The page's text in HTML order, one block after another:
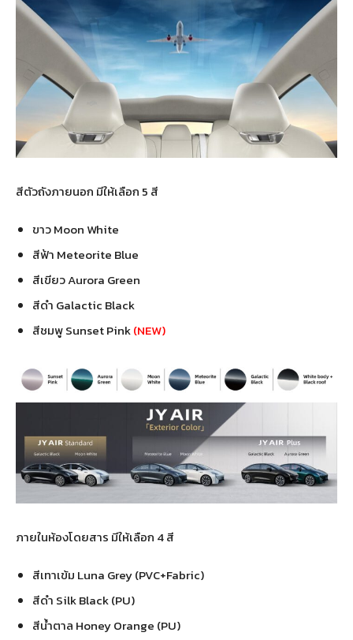
สีตัวถังภายนอก มีให้เลือก 5 สี
ขาว Moon White
สีฟ้า Meteorite Blue
สีเขียว Aurora Green
สีดำ Galactic Black
สีชมพู Sunset Pink(NEW)
ภายในห้องโดยสาร มีให้เลือก 4 สี
สีเทาเข้ม Luna Grey (PVC+Fabric)
สีดำ Silk Black (PU)
สีน้ำตาล Honey Orange (PU)